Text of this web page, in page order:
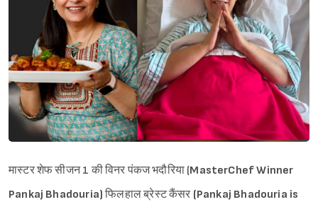
मास्टर शेफ सीजन 1 की विनर पंकज भदौरिया (MasterChef Winner
Pankaj Bhadouria)फिलहाल ब्रेस्ट कैंसर (Pankaj Bhadouria is